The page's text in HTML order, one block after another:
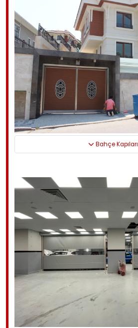
Bahçe Kapıları